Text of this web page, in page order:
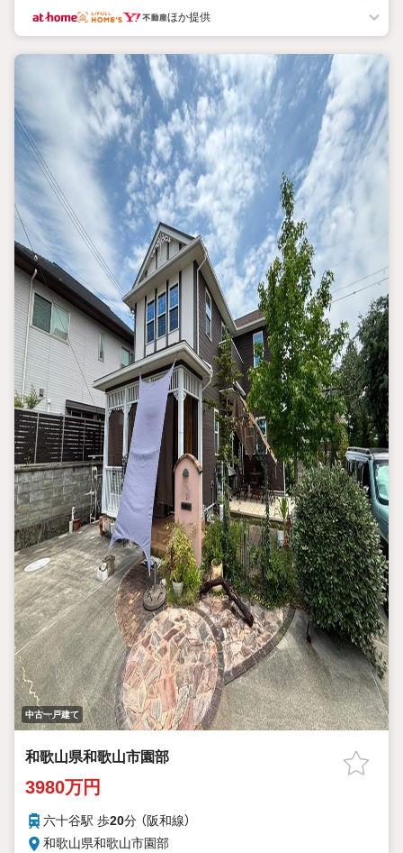
ほか提供
中古一戸建て
和歌山県和歌山市園部
3980万円
六十谷駅 歩20分 （阪和線）
和歌山県和歌山市園部